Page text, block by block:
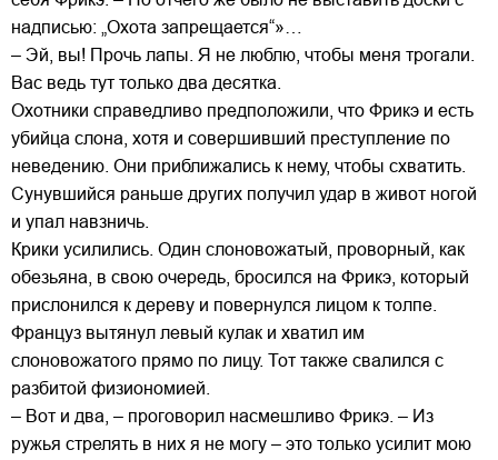
надписью: „Охота запрещается“»…
– Эй, вы! Прочь лапы. Я не люблю, чтобы меня трогали.
Вас ведь тут только два десятка.
Охотники справедливо предположили, что Фрикэ и есть
убийца слона, хотя и совершивший преступление по
неведению. Они приближались к нему, чтобы схватить.
Сунувшийся раньше других получил удар в живот ногой
и упал навзничь.
Крики усилились. Один слоновожатый, проворный, как
обезьяна, в свою очередь, бросился на Фрикэ, который
прислонился к дереву и повернулся лицом к толпе.
Француз вытянул левый кулак и хватил им
слоновожатого прямо по лицу. Тот также свалился с
разбитой физиономией.
– Вот и два, – проговорил насмешливо Фрикэ. – Из
ружья стрелять в них я не могу – это только усилит мою